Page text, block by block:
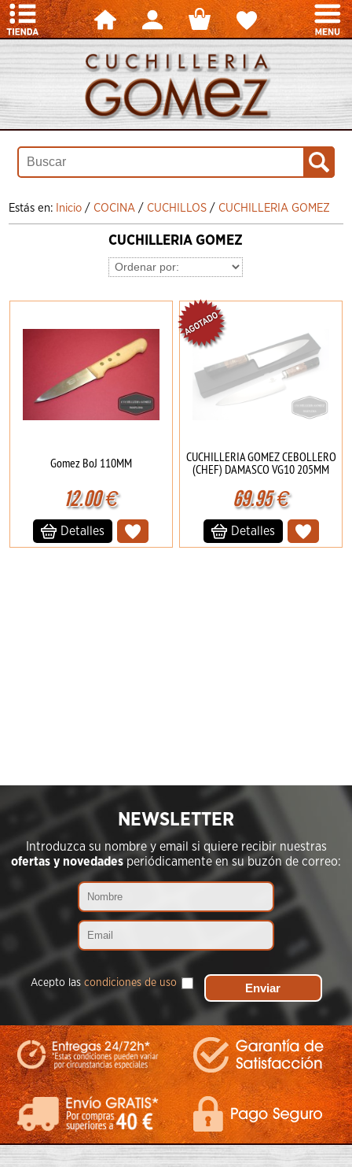
Estás en: Inicio /COCINA /CUCHILLOS /CUCHILLERIA GOMEZ
CUCHILLERIA GOMEZ
Gomez BoJ 110MM
12.00€
Detalles
CUCHILLERIA GOMEZ CEBOLLERO
(CHEF) DAMASCO VG10 205MM
69.95€
Detalles
NEWSLETTER
Introduzca su nombre y email si quiere recibir nuestras
ofertas y novedadesperiódicamente en su buzón de correo:
Acepto las condiciones de uso